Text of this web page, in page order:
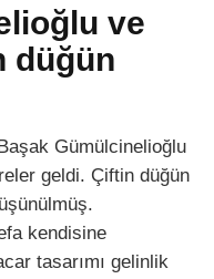
ve
düğün
Gümülcinelioğlu
geldi. Çiftin düğün
kendisine
tasarımı gelinlik